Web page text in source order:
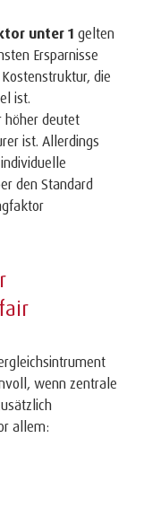
unter 1 gelten
Ersparnisse
die
ist.
höher deutet
ist. Allerdings
den Standard
wenn zentrale
allem: